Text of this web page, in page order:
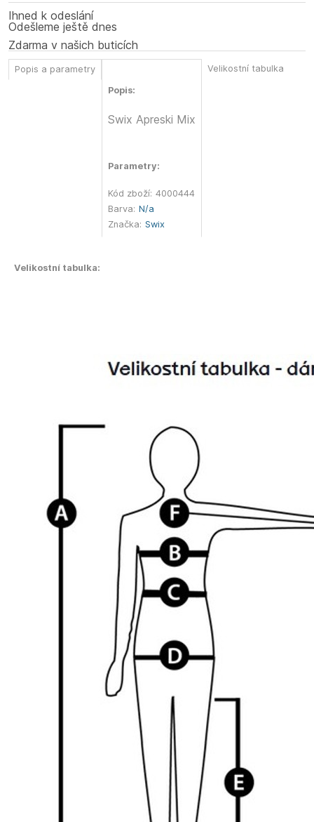
Ihned k odeslání
Odešleme ještě dnes
Zdarma v našich buticích
Popis a parametry
Popis:
Swix Apreski Mix
Parametry:
Kód zboží: 4000444
Barva: N/a
Značka: Swix
Velikostní tabulka
Velikostní tabulka: